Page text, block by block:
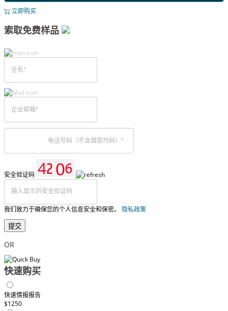
立即购买
索取免费样品
安全验证码
我们致力于确保您的个人信息安全和保密。 隐私政策
提交
OR
快速购买
快速情报报告
$1250